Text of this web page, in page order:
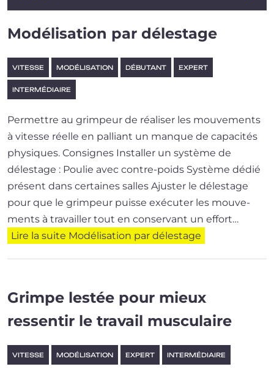
Modélisation par délestage
VITESSE MODÉLISATION DÉBUTANT EXPERT
INTERMÉDIAIRE
Permettre au grim­peur de réa­li­ser les mou­ve­ments
à vitesse réelle en pal­liant un manque de capa­ci­tés
physiques. Consignes Installer un sys­tème de
délestage : Poulie avec contre-poids Système dédié
pré­sent dans cer­taines salles Ajuster le déles­tage
pour que le grim­peur puisse exé­cu­ter les mou­ve­
ments à tra­vailler tout en conser­vant un effort…
Lire la suite Modélisation par délestage
Grimpe lestée pour mieux
ressentir le travail musculaire
VITESSE MODÉLISATION EXPERT INTERMÉDIAIRE